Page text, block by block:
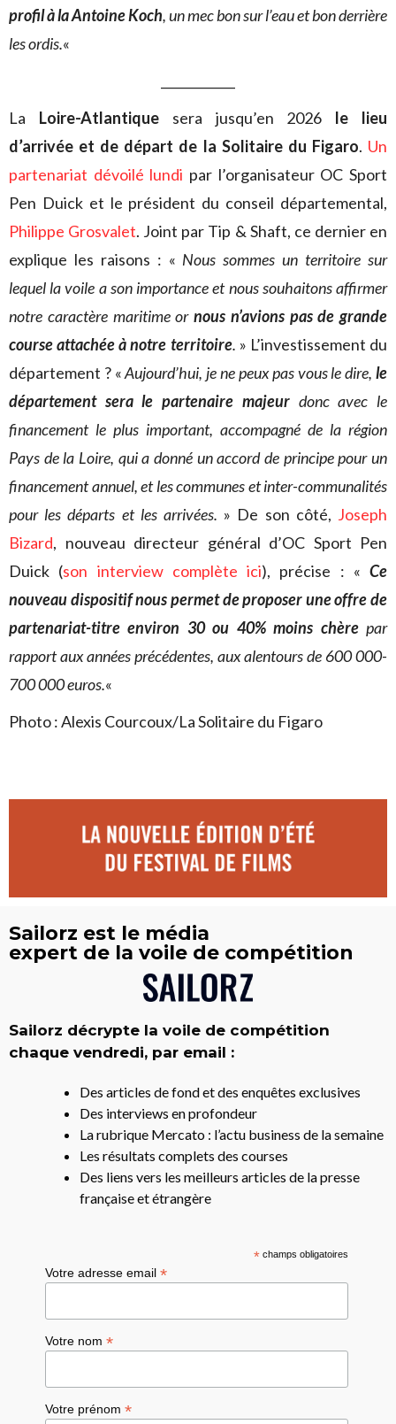
profil à la Antoine Koch, un mec bon sur l’eau et bon derrière
les ordis.«
La Loire-Atlantiquesera jusqu’en 2026 le lieu
d’arrivée et de départ de la Solitaire du Figaro. Un
partenariat dévoilé lundi par l’organisateur OC Sport
Pen Duick et le président du conseil départemental,
Philippe Grosvalet. Joint par Tip & Shaft, ce dernier en
explique les raisons : « Nous sommes un territoire sur
lequel la voile a son importance et nous souhaitons affirmer
notre caractère maritime or nous n’avions pas de grande
course attachée à notre territoire. » L’investissement du
département ? «Aujourd’hui, je ne peux pas vous le dire,le
département sera le partenaire majeurdonc avec le
financement le plus important, accompagné de la région
Pays de la Loire, qui a donné un accord de principe pour un
financement annuel, et les communes et inter-communalités
pour les départs et les arrivées. » De son côté, Joseph
Bizard, nouveau directeur général d’OC Sport Pen
Duick (son interview complète ici), précise : « Ce
nouveau dispositif nous permet de proposer une offre de
partenariat-titre environ 30 ou 40% moins chèrepar
rapport aux années précédentes, aux alentours de 600 000-
700 000 euros.«
Photo : Alexis Courcoux/La Solitaire du Figaro
Sailorz est le média
expert de la voile de compétition
Sailorz décrypte la voile de compétition
chaque vendredi, par email :
Des articles de fond et des enquêtes exclusives
Des interviews en profondeur
La rubrique Mercato : l’actu business de la semaine
Les résultats complets des courses
Des liens vers les meilleurs articles de la presse
française et étrangère
*champs obligatoires
Votre adresse email*
Votre nom*
Votre prénom*